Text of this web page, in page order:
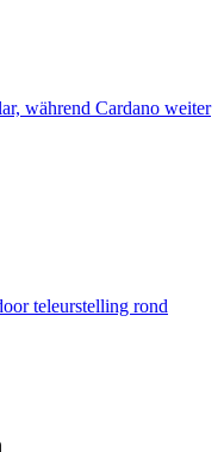
während Cardano weiter
teleurstelling rond